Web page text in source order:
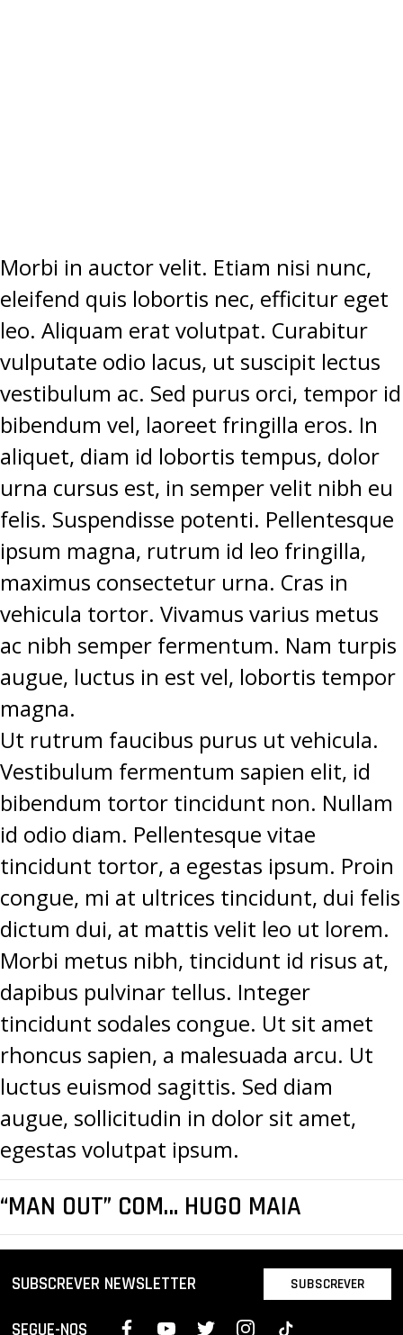
Morbi in auctor velit. Etiam nisi nunc,
eleifend quis lobortis nec, efficitur eget
leo. Aliquam erat volutpat. Curabitur
vulputate odio lacus, ut suscipit lectus
vestibulum ac. Sed purus orci, tempor id
bibendum vel, laoreet fringilla eros. In
aliquet, diam id lobortis tempus, dolor
urna cursus est, in semper velit nibh eu
felis. Suspendisse potenti. Pellentesque
ipsum magna, rutrum id leo fringilla,
maximus consectetur urna. Cras in
vehicula tortor. Vivamus varius metus
ac nibh semper fermentum. Nam turpis
augue, luctus in est vel, lobortis tempor
magna.
Ut rutrum faucibus purus ut vehicula.
Vestibulum fermentum sapien elit, id
bibendum tortor tincidunt non. Nullam
id odio diam. Pellentesque vitae
tincidunt tortor, a egestas ipsum. Proin
congue, mi at ultrices tincidunt, dui felis
dictum dui, at mattis velit leo ut lorem.
Morbi metus nibh, tincidunt id risus at,
dapibus pulvinar tellus. Integer
tincidunt sodales congue. Ut sit amet
rhoncus sapien, a malesuada arcu. Ut
luctus euismod sagittis. Sed diam
augue, sollicitudin in dolor sit amet,
egestas volutpat ipsum.
“MAN OUT” COM… HUGO MAIA
SUBSCREVER NEWSLETTER SUBSCREVER
SEGUE-NOS